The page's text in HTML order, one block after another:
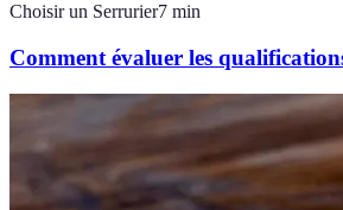
Choisir un Serrurier7 min
Comment évaluer les